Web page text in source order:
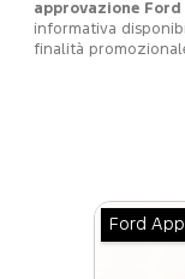
approvazione
informativa
finalità
Ford